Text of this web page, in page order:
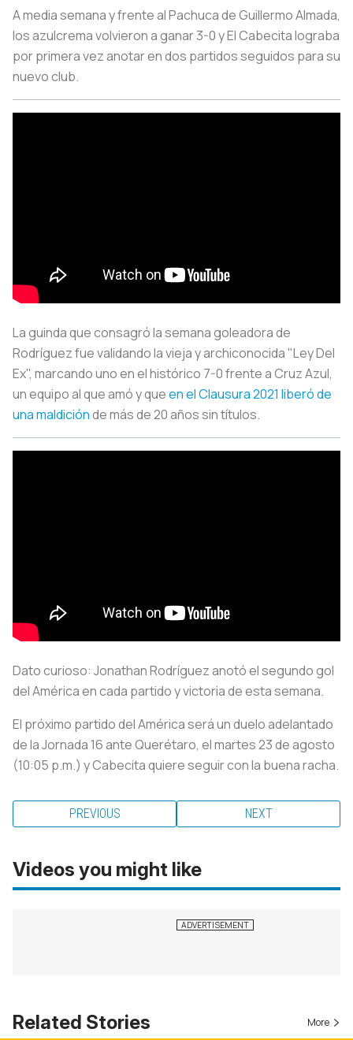
A media semana y frente al Pachuca de Guillermo Almada,
los azulcrema volvieron a ganar 3-0 y El Cabecita lograba
por primera vez anotar en dos partidos seguidos para su
nuevo club.
La guinda que consagró la semana goleadora de
Rodríguez fue validando la vieja y archiconocida "Ley Del
Ex", marcando uno en el histórico 7-0 frente a Cruz Azul,
un equipo al que amó y queen el Clausura 2021 liberó de
una maldiciónde más de 20 años sin títulos.
Dato curioso: Jonathan Rodríguez anotó el segundo gol
del América en cada partido y victoria de esta semana.
El próximo partido del América será un duelo adelantado
de la Jornada 16 ante Querétaro, el martes 23 de agosto
(10:05 p.m.) y Cabecita quiere seguir con la buena racha.
PREVIOUS NEXT
Videos you might like
Related Stories More